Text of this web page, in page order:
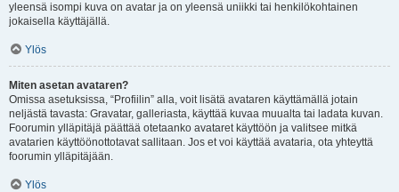
yleensä isompi kuva on avatar ja on yleensä uniikki tai henkilökohtainen
jokaisella käyttäjällä.
Ylös
Miten asetan avataren?
Omissa asetuksissa, “Profiilin” alla, voit lisätä avataren käyttämällä jotain
neljästä tavasta: Gravatar, galleriasta, käyttää kuvaa muualta tai ladata kuvan.
Foorumin ylläpitäjä päättää otetaanko avataret käyttöön ja valitsee mitkä
avatarien käyttöönottotavat sallitaan. Jos et voi käyttää avataria, ota yhteyttä
foorumin ylläpitäjään.
Ylös